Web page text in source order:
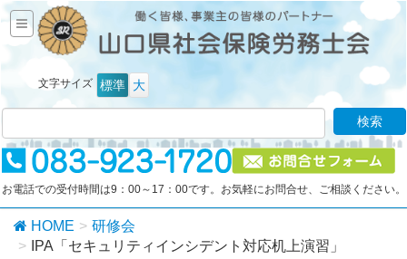
文字サイズ 標準 大
お電話での受付時間は9：00～17：00です。お気軽にお問合せ、ご相談ください。
HOME
研修会
IPA「セキュリティインシデント対応机上演習」